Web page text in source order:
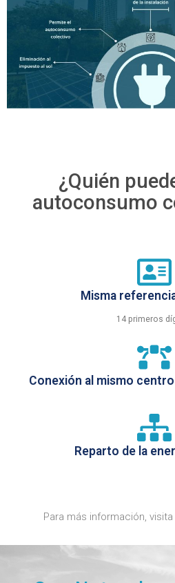
¿Quién
autoconsumo
Misma
14 primeros
Conexión al mismo
Reparto de la
Para más información, visita